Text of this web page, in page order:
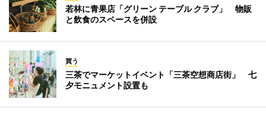
若林に青果店「グリーン テーブル クラブ」 物販
と飲食のスペースを併設
買う
三茶でマーケットイベント「三茶空想商店街」 七
夕モニュメント設置も